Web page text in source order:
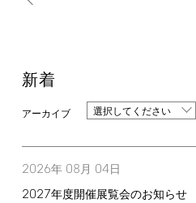
新着
選択してください
2026年 08月 04日
2027年度開催展覧会のお知らせ